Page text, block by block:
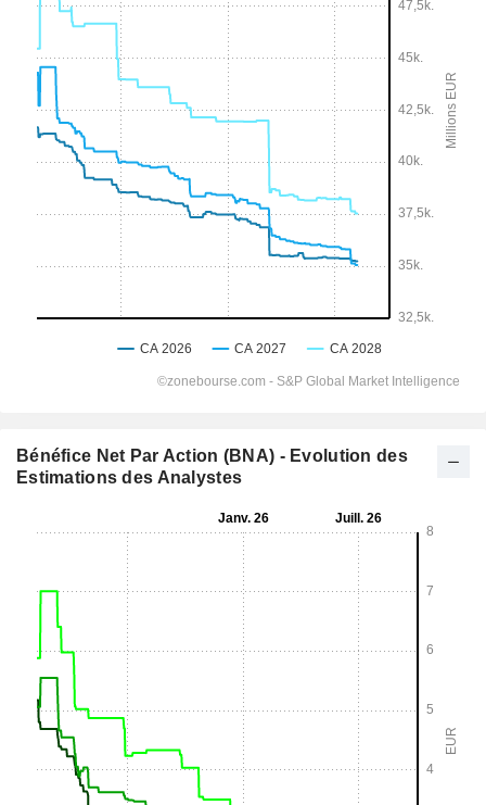
Bénéfice Net Par Action (BNA) - Evolution des
Estimations des Analystes